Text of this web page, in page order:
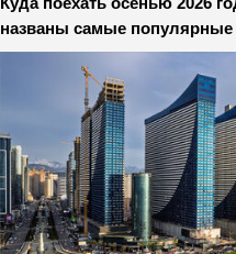
названы самые популярные